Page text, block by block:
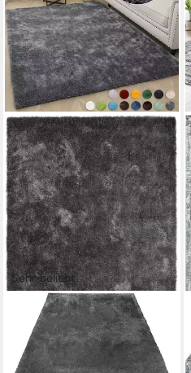
Sehr beliebt
BRUNO BANANI
Teppich Dana Teppich,
besonders weich und
kuschelig, Kundenliebling,